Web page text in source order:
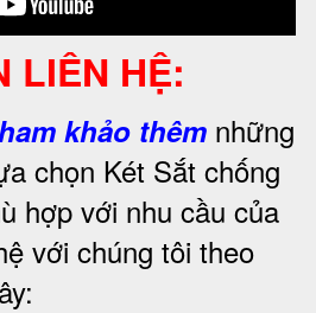
LIÊN HỆ:
khảo thêm những
chọn Két Sắt chống
hợp với nhu cầu của
với chúng tôi theo